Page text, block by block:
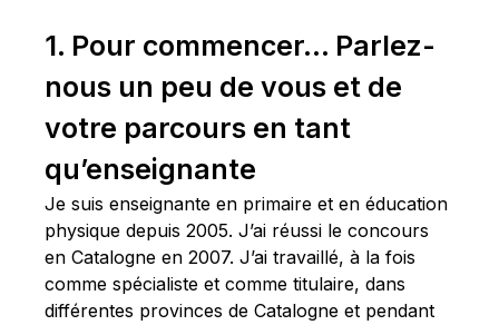
1. Pour commencer… Parlez-
nous un peu de vous et de
votre parcours en tant
qu’enseignante
Je suis enseignante en primaire et en éducation
physique depuis 2005. J’ai réussi le concours
en Catalogne en 2007. J’ai travaillé, à la fois
comme spécialiste et comme titulaire, dans
différentes provinces de Catalogne et pendant